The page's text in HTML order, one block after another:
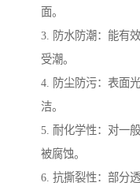
面。
3. 防水防潮：能有
受潮。
4. 防尘防污：表面
洁。
5. 耐化学性：对一
被腐蚀。
6. 抗撕裂性：部分